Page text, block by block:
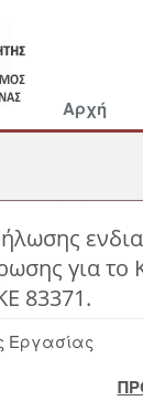
Αρχή
για το
83371.
Εργασίας